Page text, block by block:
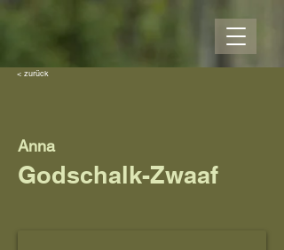
< zurück
Anna
Godschalk-Zwaaf